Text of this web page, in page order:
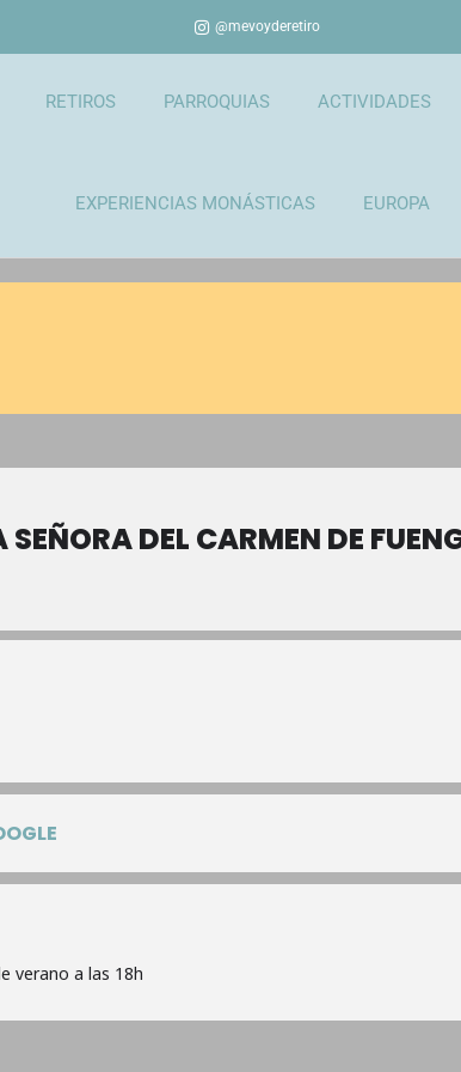
@mevoyderetiro
RETIROS PARROQUIAS ACTIVIDADES
EXPERIENCIAS MONÁSTICAS EUROPA
DEL CARMEN DE
verano a las 18h